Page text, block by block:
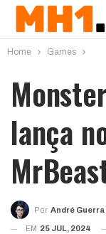
Home Games
lança
Por André Guerra
EM 25 JUL, 2024